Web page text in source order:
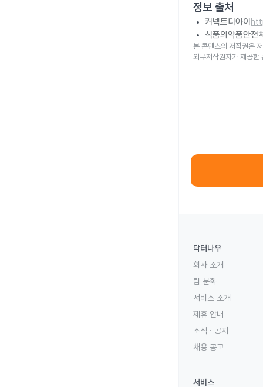
정보 출처
커넥트디아이
식품의약품안전
본 콘텐츠의 저작권은
외부저작권자가 제공한
닥터나우
회사 소개
팀 문화
서비스 소개
제휴 안내
소식 · 공지
채용 공고
서비스